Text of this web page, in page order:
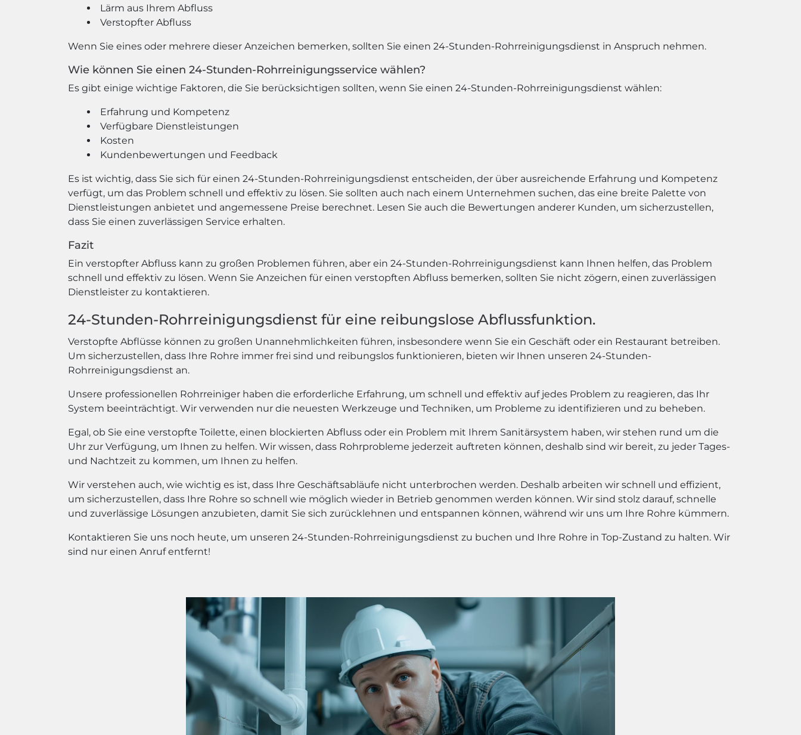
Lärm aus Ihrem Abfluss
Verstopfter Abfluss
Wenn Sie eines oder mehrere dieser Anzeichen bemerken, sollten Sie einen 24-Stunden-Rohrreinigungsdienst in Anspruch nehmen.
Wie können Sie einen 24-Stunden-Rohrreinigungsservice wählen?
Es gibt einige wichtige Faktoren, die Sie berücksichtigen sollten, wenn Sie einen 24-Stunden-Rohrreinigungsdienst wählen:
Erfahrung und Kompetenz
Verfügbare Dienstleistungen
Kosten
Kundenbewertungen und Feedback
Es ist wichtig, dass Sie sich für einen 24-Stunden-Rohrreinigungsdienst entscheiden, der über ausreichende Erfahrung und Kompetenz
verfügt, um das Problem schnell und effektiv zu lösen. Sie sollten auch nach einem Unternehmen suchen, das eine breite Palette von
Dienstleistungen anbietet und angemessene Preise berechnet. Lesen Sie auch die Bewertungen anderer Kunden, um sicherzustellen,
dass Sie einen zuverlässigen Service erhalten.
Fazit
Ein verstopfter Abfluss kann zu großen Problemen führen, aber ein 24-Stunden-Rohrreinigungsdienst kann Ihnen helfen, das Problem
schnell und effektiv zu lösen. Wenn Sie Anzeichen für einen verstopften Abfluss bemerken, sollten Sie nicht zögern, einen zuverlässigen
Dienstleister zu kontaktieren.
24-Stunden-Rohrreinigungsdienst für eine reibungslose Abflussfunktion.
Verstopfte Abflüsse können zu großen Unannehmlichkeiten führen, insbesondere wenn Sie ein Geschäft oder ein Restaurant betreiben.
Um sicherzustellen, dass Ihre Rohre immer frei sind und reibungslos funktionieren, bieten wir Ihnen unseren 24-Stunden-
Rohrreinigungsdienst an.
Unsere professionellen Rohrreiniger haben die erforderliche Erfahrung, um schnell und effektiv auf jedes Problem zu reagieren, das Ihr
System beeinträchtigt. Wir verwenden nur die neuesten Werkzeuge und Techniken, um Probleme zu identifizieren und zu beheben.
Egal, ob Sie eine verstopfte Toilette, einen blockierten Abfluss oder ein Problem mit Ihrem Sanitärsystem haben, wir stehen rund um die
Uhr zur Verfügung, um Ihnen zu helfen. Wir wissen, dass Rohrprobleme jederzeit auftreten können, deshalb sind wir bereit, zu jeder Tages-
und Nachtzeit zu kommen, um Ihnen zu helfen.
Wir verstehen auch, wie wichtig es ist, dass Ihre Geschäftsabläufe nicht unterbrochen werden. Deshalb arbeiten wir schnell und effizient,
um sicherzustellen, dass Ihre Rohre so schnell wie möglich wieder in Betrieb genommen werden können. Wir sind stolz darauf, schnelle
und zuverlässige Lösungen anzubieten, damit Sie sich zurücklehnen und entspannen können, während wir uns um Ihre Rohre kümmern.
Kontaktieren Sie uns noch heute, um unseren 24-Stunden-Rohrreinigungsdienst zu buchen und Ihre Rohre in Top-Zustand zu halten. Wir
sind nur einen Anruf entfernt!